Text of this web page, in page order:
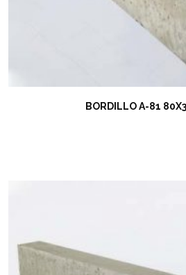
BORDILLO A-81